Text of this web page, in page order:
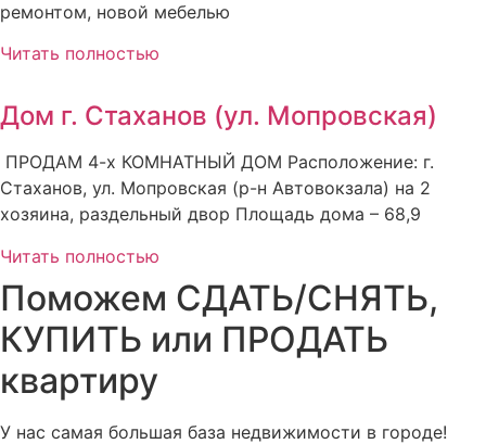
ремонтом, новой мебелью
Читать полностью
Дом г. Стаханов (ул. Мопровская)
ПРОДАМ 4-х КОМНАТНЫЙ ДОМ Расположение: г.
Стаханов, ул. Мопровская (р-н Автовокзала) на 2
хозяина, раздельный двор Площадь дома – 68,9
Читать полностью
Поможем СДАТЬ/СНЯТЬ,
КУПИТЬ или ПРОДАТЬ
квартиру
У нас самая большая база недвижимости в городе!